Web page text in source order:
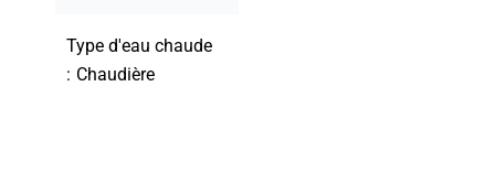
Type d'eau chaude
Chaudière